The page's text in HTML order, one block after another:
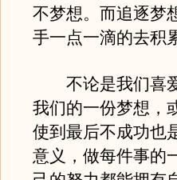
不梦想。而追逐梦
手一点一滴的去积
不论是我们喜爱
我们的一份梦想，
使到最后不成功也
意义，做每件事的